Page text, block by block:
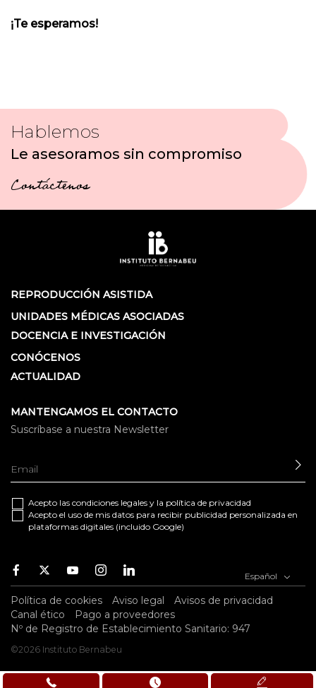
¡Te esperamos!
Hablemos
Le asesoramos sin compromiso
Contáctenos
REPRODUCCIÓN ASISTIDA
UNIDADES MÉDICAS ASOCIADAS
DOCENCIA E INVESTIGACIÓN
CONÓCENOS
ACTUALIDAD
MANTENGAMOS EL CONTACTO
Suscríbase a nuestra Newsletter
Acepto las condiciones legales y la política de privacidad
Acepto el uso de mis datos para recibir publicidad personalizada en
plataformas digitales (incluido Google)
Facebook
TwitterYoutubeInstagramYoutube Español
Política de cookies Aviso legal
Avisos de privacidad
Canal ético
Pago a proveedores
Nº de Registro de Establecimiento Sanitario: 947
©2026 Instituto Bernabeu